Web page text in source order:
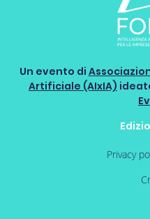
Un evento di
Artificiale (AIxIA)
Privacy